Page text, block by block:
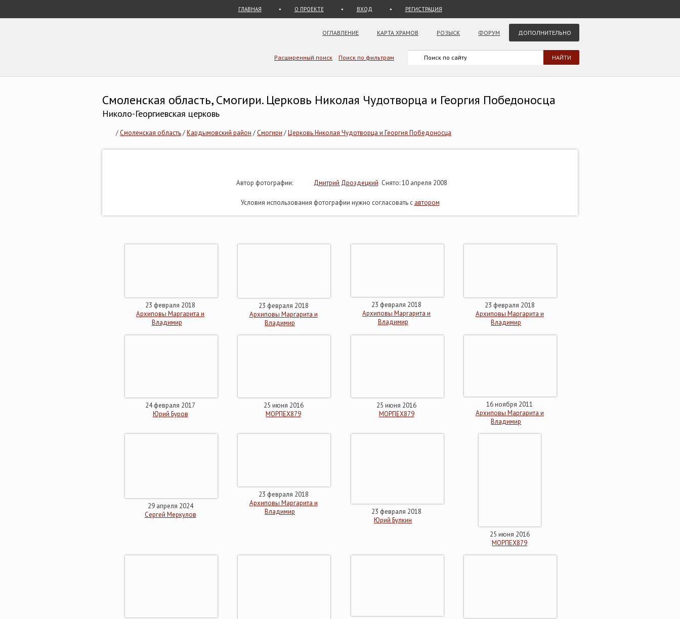
ГЛАВНАЯ О ПРОЕКТЕ ВХОД РЕГИСТРАЦИЯ
ОГЛАВЛЕНИЕ КАРТА ХРАМОВ РОЗЫСК ФОРУМ ДОПОЛНИТЕЛЬНО
Расширенный поиск Поиск по фильтрам
Смоленская область, Смогири. Церковь Николая Чудотворца и Георгия Победоносца
Николо-Георгиевская церковь
/Смоленская область/Кардымовский район /Смогири /Церковь Николая Чудотворца и Георгия Победоносца
Автор фотографии: Дмитрий Дроздецкий Снято: 10 апреля 2008
Условия использования фотографии нужно согласовать с автором
23 февраля 2018
Архиповы Маргарита и
Владимир
23 февраля 2018
Архиповы Маргарита и
Владимир
23 февраля 2018
Архиповы Маргарита и
Владимир
23 февраля 2018
Архиповы Маргарита и
Владимир
24 февраля 2017
Юрий Буров
25 июня 2016
МОРПЕХ879
25 июня 2016
МОРПЕХ879
16 ноября 2011
Архиповы Маргарита и
Владимир
29 апреля 2024
Сергей Меркулов
23 февраля 2018
Архиповы Маргарита и
Владимир
23 февраля 2018
Юрий Булкин
25 июня 2016
МОРПЕХ879